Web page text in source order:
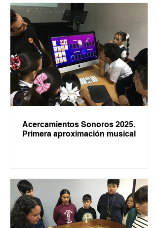
Acercamientos Sonoros 2025.
Primera aproximación musical